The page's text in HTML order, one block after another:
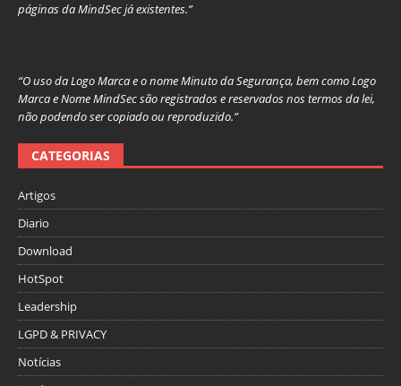
páginas da MindSec já existentes.”
“O uso da Logo Marca e o nome Minuto da Segurança, bem como Logo
Marca e Nome MindSec são registrados e reservados nos termos da lei,
não podendo ser copiado ou reproduzido.”
CATEGORIAS
Artigos
Diario
Download
HotSpot
Leadership
LGPD & PRIVACY
Notícias